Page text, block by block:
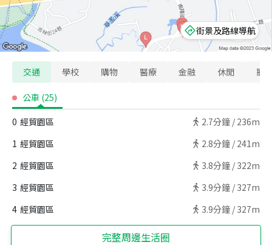
街景及路線導航
交通 學校 購物 醫療 金融 休閒 寵
公車 (25)
0 經貿園區 2.7分鐘 / 236m
1 經貿園區 2.8分鐘 / 241m
2 經貿園區 3.8分鐘 / 322m
3 經貿園區 3.9分鐘 / 327m
4 經貿園區 3.9分鐘 / 327m
完整周邊生活圈